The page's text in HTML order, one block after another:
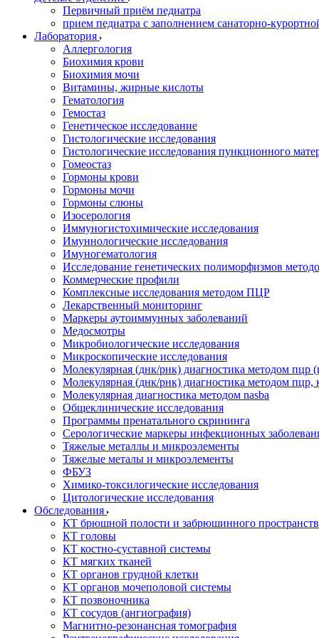
Первичный приём педиатра
прием педиатра с заполнением санаторно-
Лаборатория
Аллергология
Биохимия крови
Биохимия мочи
Витамины, жирные кислоты
Гематология
Гемостаз
Генетическое исследование
Гистологические исследования
Гистологические исследования пункционного
Гомеостаз
Гормоны крови
Гормоны мочи
Гормоны слюны
Изосерология
Иммуногистохимические исследования
Имуннологические исследования
Имуногематология
Исследование генетических полиморфизмов
Коммерческие профили
Комплексные исследования методом ПЦР
Лекарственный мониторинг
Маркеры аутоиммунных заболеваний
Медосмотры
Микробиологические исследования
Микроскопические исследования
Молекулярная (днк/рнк) диагностика методом пцр
Молекулярная (днк/рнк) диагностика методом пцр,
Молекулярная диагностика методом nasba
Общеклинические исследования
Программы пренатального скрининга
Серологические маркеры инфекционных
Тяжелые металлы и микроэлементы
Тяжелые металы и микроэлементы
ФБУЗ
Химико-токсилогические исследования
Цитологические исследования
Обследования
КТ брюшной полости и забрюшинного
КТ головы
КТ костно-суставной системы
КТ мягких тканей
КТ органов грудной клетки
КТ органов мочеполовой системы
КТ позвоночника
КТ сосудов (ангиография)
Магнитно-резонансная томография